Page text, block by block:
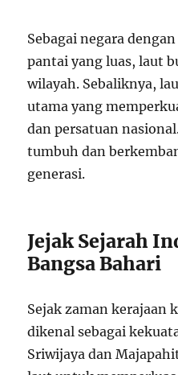
Sebagai negara
pantai yang luas, laut
wilayah. Sebaliknya,
utama yang
dan persatuan
tumbuh dan
generasi.
Jejak Sejarah
Bangsa Bahari
Sejak zaman kerajaan
dikenal sebagai
Sriwijaya dan